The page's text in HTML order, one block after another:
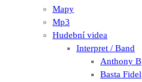
Mapy
Mp3
Hudební videa
Interpret / Band
Anthony B
Basta Fidel